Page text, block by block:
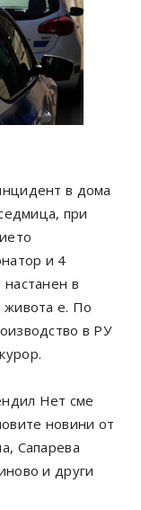
в дома
при
и 4
в
живота е. По
в РУ
Нет сме
новини от
Сапарева
и други